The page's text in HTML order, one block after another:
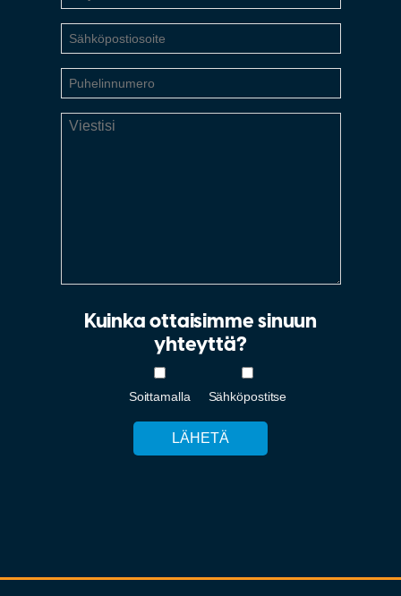
Kuinka ottaisimme sinuun
yhteyttä?
Soittamalla Sähköpostitse